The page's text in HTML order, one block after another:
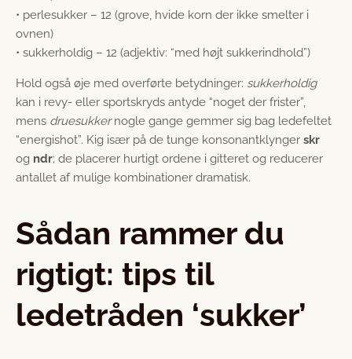
• perlesukker – 12 (grove, hvide korn der ikke smelter i
ovnen)
• sukkerholdig – 12 (adjektiv: “med højt sukkerindhold”)
Hold også øje med overførte betydninger: sukkerholdig
kan i revy- eller sportskryds antyde “noget der frister”,
mens druesukkernogle gange gemmer sig bag ledefeltet
“energishot”. Kig især på de tunge konsonantklynger skr
og ndr; de placerer hurtigt ordene i gitteret og reducerer
antallet af mulige kombinationer dramatisk.
Sådan rammer du
rigtigt: tips til
ledetråden ‘sukker’